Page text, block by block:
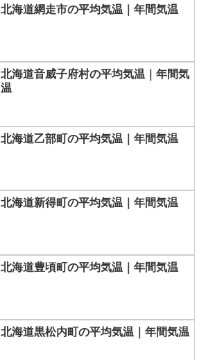
北海道網走市の平均気温｜年間気温
北海道音威子府村の平均気温｜年間気
温
北海道乙部町の平均気温｜年間気温
北海道新得町の平均気温｜年間気温
北海道豊頃町の平均気温｜年間気温
北海道黒松内町の平均気温｜年間気温